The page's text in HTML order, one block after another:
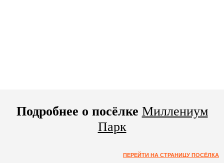
Подробнее о посёлке Миллениум
Парк
ПЕРЕЙТИ НА СТРАНИЦУ ПОСЁЛКА